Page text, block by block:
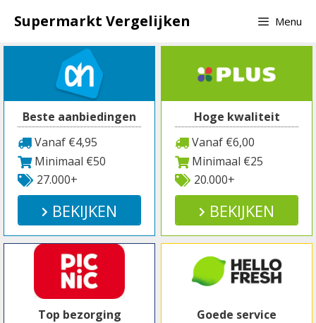
naar
inhoud
Supermarkt Vergelijken Menu
Beste aanbiedingen
Vanaf €4,95
Minimaal €50
27.000+
BEKIJKEN
Hoge kwaliteit
Vanaf €6,00
Minimaal €25
20.000+
BEKIJKEN
Top bezorging
Goede service